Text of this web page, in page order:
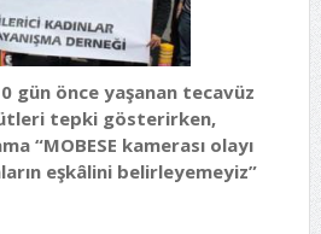
gün önce yaşanan tecavüz
tepki gösterirken,
“MOBESE kamerası olayı
eşkâlini belirleyemeyiz”